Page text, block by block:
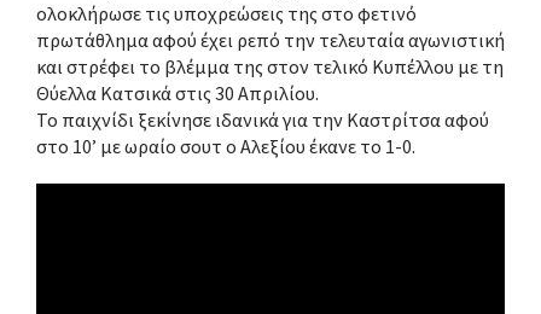
ολοκλήρωσε τις υποχρεώσεις της στο φετινό
πρωτάθλημα αφού έχει ρεπό την τελευταία αγωνιστική
και στρέφει το βλέμμα της στον τελικό Κυπέλλου με τη
Θύελλα Κατσικά στις 30 Απριλίου.
Το παιχνίδι ξεκίνησε ιδανικά για την Καστρίτσα αφού
στο 10’ με ωραίο σουτ ο Αλεξίου έκανε το 1-0.